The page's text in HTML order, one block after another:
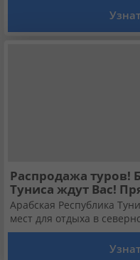
Распродажа туров!
Туниса ждут Вас!
Арабская Республика
мест для отдыха в